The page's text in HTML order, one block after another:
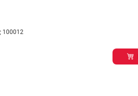
100012